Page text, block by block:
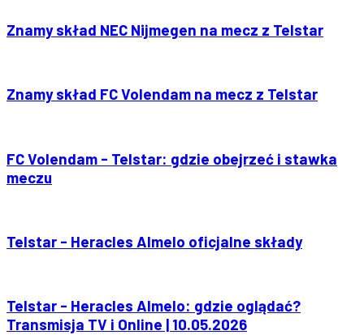
Znamy skład NEC Nijmegen na mecz z Telstar
Znamy skład FC Volendam na mecz z Telstar
FC Volendam - Telstar: gdzie obejrzeć i stawka
meczu
Telstar - Heracles Almelo oficjalne składy
Telstar - Heracles Almelo: gdzie oglądać?
Transmisja TV i Online | 10.05.2026